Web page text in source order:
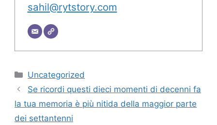
sahil@rytstory.com
Categorie
Uncategorized
Se ricordi questi dieci momenti di decenni fa
la tua memoria è più nitida della maggior parte
dei settantenni